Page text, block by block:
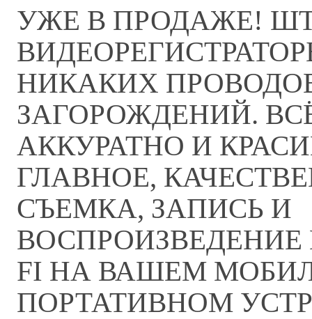
УЖЕ В ПРОДАЖЕ!
НИКАКИХ
ЗАГОРОЖДЕНИЙ.
АККУРАТНО И
ГЛАВНОЕ,
СЪЕМКА, ЗАПИСЬ И
ВОСПРОИЗВЕДЕНИЕ
FI НА ВАШЕМ
ПОРТАТИВНОМ